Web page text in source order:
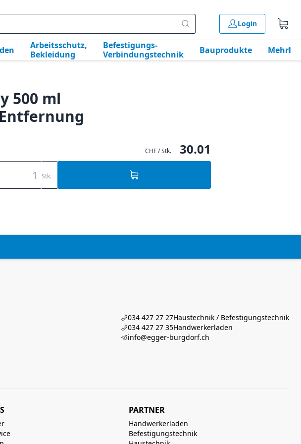
Login
Arbeitsschutz,
Bekleidung
Befestigungs-
Verbindungstechnik
Bauprodukte Mehr
500 ml
CHF / Stk. 30.01
Stk.
034 427 27 27Haustechnik / Befestigungstechnik
034 427 27 35Handwerkerladen
info@egger-burgdorf.ch
PARTNER
Handwerkerladen
Befestigungstechnik